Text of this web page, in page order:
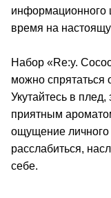
информационного
время на
Набор «Re:y.
можно спрятаться
Укутайтесь в
приятным
ощущение личного
расслабиться,
себе.